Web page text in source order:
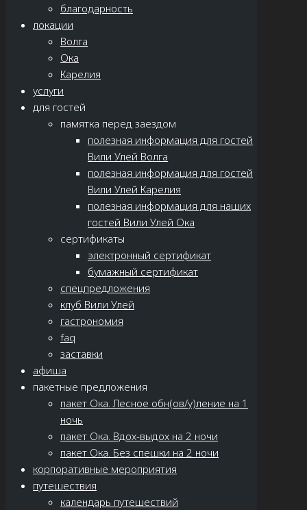
благодарность
локации
Волга
Ока
Карелия
услуги
для гостей
памятка перед заездом
полезная информация для гостей
Вили Улей Волга
полезная информация для гостей
Вили Улей Карелия
полезная информация для наших
гостей Вили Улей Ока
сертификаты
электронный сертификат
бумажный сертификат
спецпредложения
клуб Вили Улей
гастрономия
faq
заставки
афиша
пакетные предложения
пакет Ока. Лесное обн(ов/у)ление на 1
ночь
пакет Ока. Вдох-выдох на 2 ночи
пакет Ока. Без спешки на 2 ночи
корпоративные мероприятия
путешествия
календарь путешествий